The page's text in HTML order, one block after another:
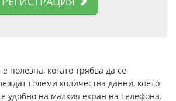
полезна, когато трябва да се
големи количества данни, което
удобно на малкия екран на телефона.